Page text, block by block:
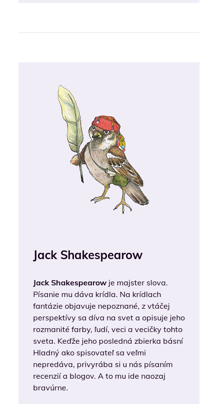
Jack Shakespearow
Jack Shakespearow je majster slova.
Písanie mu dáva krídla. Na krídlach
fantázie objavuje nepoznané, z vtáčej
perspektívy sa díva na svet a opisuje jeho
rozmanité farby, ľudí, veci a vecičky tohto
sveta. Keďže jeho posledná zbierka básní
Hladný ako spisovateľ sa veľmi
nepredáva, privyrába si u nás písaním
recenzií a blogov. A to mu ide naozaj
bravúrne.